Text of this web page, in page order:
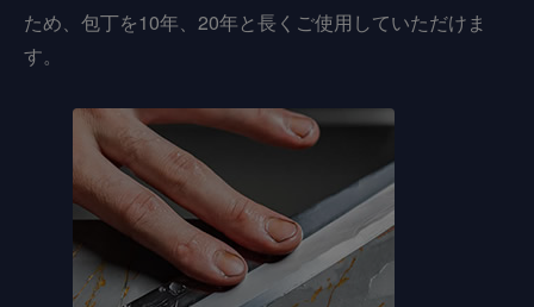
ため、包丁を10年、20年と長くご使用していただけま
す。